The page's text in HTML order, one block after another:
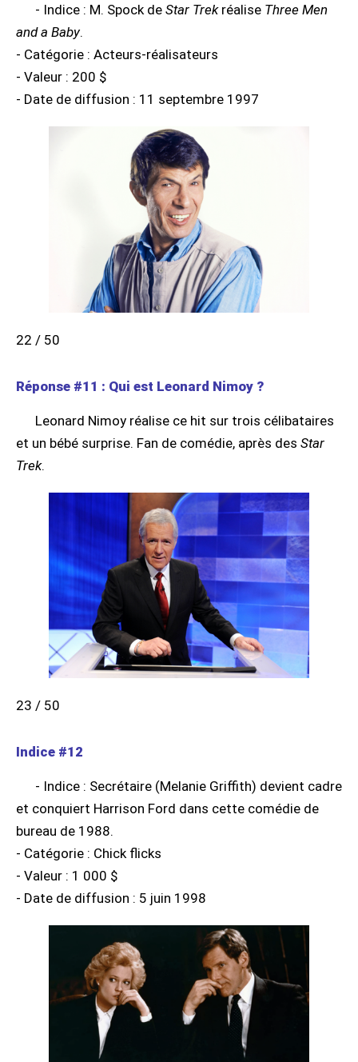
- Indice : M. Spock de Star Trekréalise Three Men
and a Baby.
- Catégorie : Acteurs-réalisateurs
- Valeur : 200 $
- Date de diffusion : 11 septembre 1997
22 / 50
Réponse #11 : Qui est Leonard Nimoy ?
Leonard Nimoy réalise ce hit sur trois célibataires
et un bébé surprise. Fan de comédie, après des Star
Trek.
23 / 50
Indice #12
- Indice : Secrétaire (Melanie Griffith) devient cadre
et conquiert Harrison Ford dans cette comédie de
bureau de 1988.
- Catégorie : Chick flicks
- Valeur : 1 000 $
- Date de diffusion : 5 juin 1998